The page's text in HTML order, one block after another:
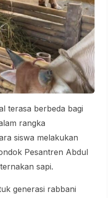
terasa berbeda bagi
rangka
siswa melakukan
Pesantren Abdul
sapi.
generasi rabbani